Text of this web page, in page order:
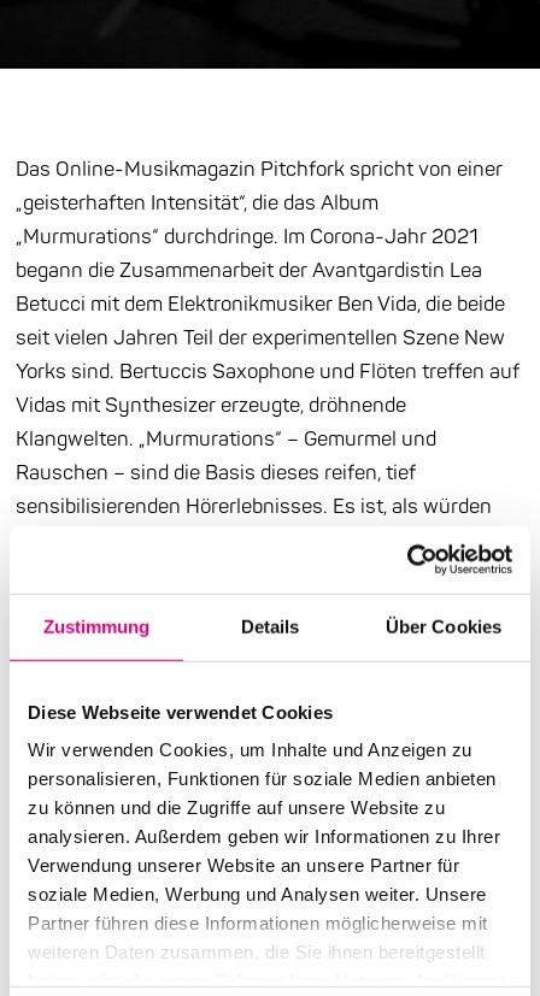
Zustimmung Details Über Cookies
Diese Webseite verwendet Cookies
Wir verwenden Cookies, um Inhalte und Anzeigen zu
personalisieren, Funktionen für soziale Medien anbieten
zu können und die Zugriffe auf unsere Website zu
analysieren. Außerdem geben wir Informationen zu Ihrer
Verwendung unserer Website an unsere Partner für
soziale Medien, Werbung und Analysen weiter. Unsere
Partner führen diese Informationen möglicherweise mit
weiteren Daten zusammen, die Sie ihnen bereitgestellt
Das Online-Musikmagazin Pitchfork spricht von einer
„geisterhaften Intensität“, die das Album
„Murmurations“ durchdringe. Im Corona-Jahr 2021
begann die Zusammenarbeit der Avantgardistin Lea
Betucci mit dem Elektronikmusiker Ben Vida, die beide
seit vielen Jahren Teil der experimentellen Szene New
Yorks sind. Bertuccis Saxophone und Flöten treffen auf
Vidas mit Synthesizer erzeugte, dröhnende
Klangwelten. „Murmurations“ – Gemurmel und
Rauschen – sind die Basis dieses reifen, tief
sensibilisierenden Hörerlebnisses. Es ist, als würden
sich atmosphärische Geräusche, Stimmen, Klangfarben
stetig verdichten und man selbst in einem geradezu
eingeschlossen sein. Die gestaltlose und doch
könne leicht als stoisch interpretiert werden, schreibt
der Kritiker Jonathan Williger, „aber in ihrem Kern steckt
eine dynamische und anhaltende Verspieltheit.“ Die
Verspieltheit beinhaltet Neugier. Man hat nicht den
Eindruck, etwas Fertiges präsentiert zu bekommen,
sondern eher eine offene, experimentierfreudige Suche
nach etwas, das nicht zu finden ist. Oder ein Bedürfnis,
die erzeugten Töne, Cluster, Phrasen, Drones immer